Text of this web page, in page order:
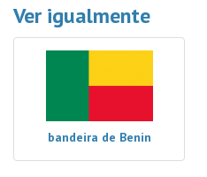
Ver igualmente
bandeira de Benin